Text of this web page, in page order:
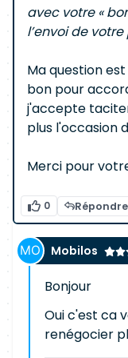
avec votre «
l’envoi de votre
Ma question
bon pour
j'accepte
plus l'occasion
Merci pour
0
Mobilos
Bonjour
Oui c'est ca
renégocier